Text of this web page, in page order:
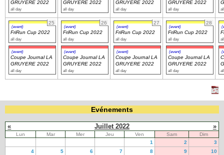
GRUYERE 2022
all day
GRUYERE 2022
all day
GRUYERE 2022
all day
GRUYERE 2022
all day
25
(event)
FriRun Cup 2022
all day
(event)
Coupe Journal LA
GRUYERE 2022
all day
26
(event)
FriRun Cup 2022
all day
(event)
Coupe Journal LA
GRUYERE 2022
all day
27
(event)
FriRun Cup 2022
all day
(event)
Coupe Journal LA
GRUYERE 2022
all day
28
(event)
FriRun Cup 2022
all day
(event)
Coupe Journal LA
GRUYERE 2022
all day
Evénements
« Juillet 2022 »
Lun Mar Mer Jeu Ven Sam
Dim
1
2
3
4
5 6 7 8 9
10